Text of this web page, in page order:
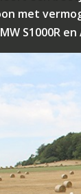
met
S1000R